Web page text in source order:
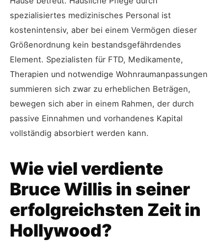
spezialisiertes medizinisches Personal ist
kostenintensiv, aber bei einem Vermögen dieser
Größenordnung kein bestandsgefährdendes
Element. Spezialisten für FTD, Medikamente,
Therapien und notwendige Wohnraumanpassungen
summieren sich zwar zu erheblichen Beträgen,
bewegen sich aber in einem Rahmen, der durch
passive Einnahmen und vorhandenes Kapital
vollständig absorbiert werden kann.
Wie viel verdiente
Bruce Willis in seiner
erfolgreichsten Zeit in
Hollywood?